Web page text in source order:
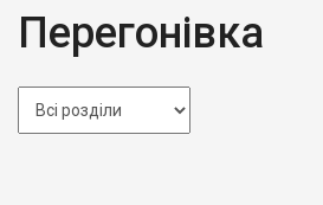
Перегонівка